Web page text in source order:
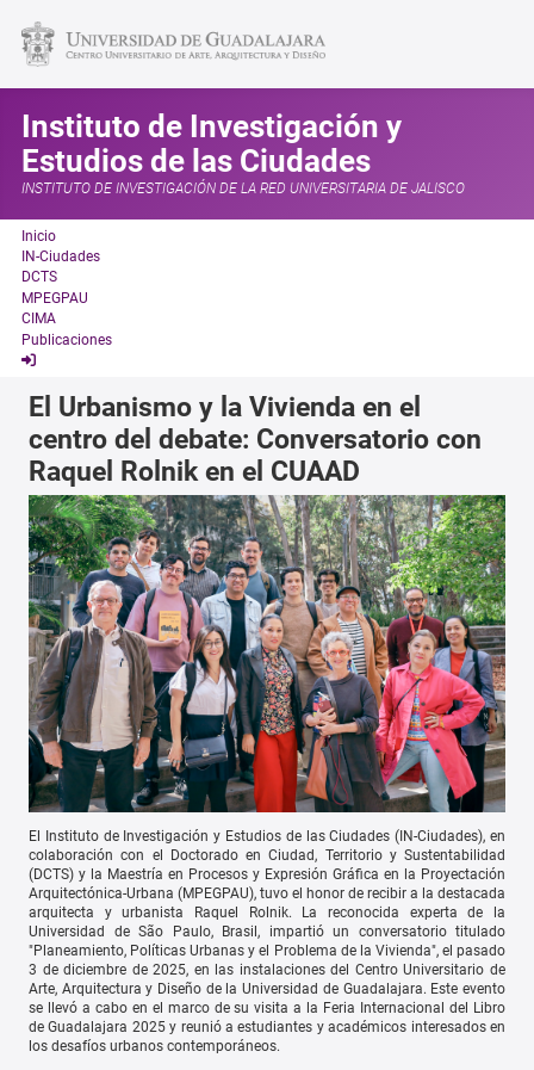
Instituto de Investigación y
Estudios de las Ciudades
INSTITUTO DE INVESTIGACIÓN DE LA RED UNIVERSITARIA DE JALISCO
Inicio
IN-Ciudades
DCTS
MPEGPAU
CIMA
Publicaciones
El Urbanismo y la Vivienda en el
centro del debate: Conversatorio con
Raquel Rolnik en el CUAAD
El Instituto de Investigación y Estudios de las Ciudades (IN-Ciudades), en
colaboración con el Doctorado en Ciudad, Territorio y Sustentabilidad
(DCTS) y la Maestría en Procesos y Expresión Gráfica en la Proyectación
Arquitectónica-Urbana (MPEGPAU), tuvo el honor de recibir a la destacada
arquitecta y urbanista Raquel Rolnik. La reconocida experta de la
Universidad de São Paulo, Brasil, impartió un conversatorio titulado
"Planeamiento, Políticas Urbanas y el Problema de la Vivienda", el pasado
3 de diciembre de 2025, en las instalaciones del Centro Universitario de
Arte, Arquitectura y Diseño de la Universidad de Guadalajara. Este evento
se llevó a cabo en el marco de su visita a la Feria Internacional del Libro
de Guadalajara 2025 y reunió a estudiantes y académicos interesados en
los desafíos urbanos contemporáneos.